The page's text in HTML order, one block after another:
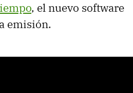
, el nuevo software
emisión.